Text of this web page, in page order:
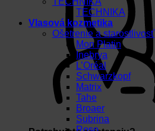
TECHNIKA
Vlasová kozmetika
Ošetrenie a starostlivosť
Mon Platin
Inebrya
L’Oréal
Schwarzkopf
Matrix
Tahe
Broaer
Subrina